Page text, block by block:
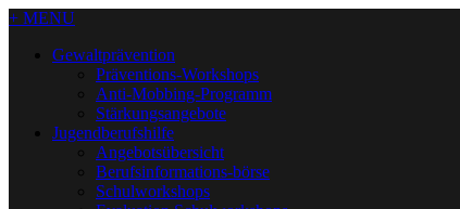
+ MENU
Gewaltprävention
Präventions-Workshops
Anti-Mobbing-Programm
Stärkungsangebote
Jugendberufshilfe
Angebotsübersicht
Berufsinformations-börse
Schulworkshops